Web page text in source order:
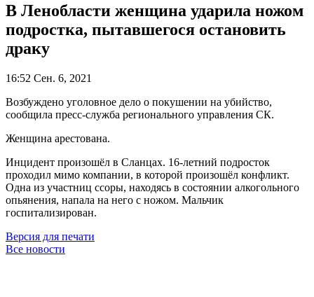
В Ленобласти женщина ударила ножом
подростка, пытавшегося остановить
драку
16:52 Сен. 6, 2021
Возбуждено уголовное дело о покушении на убийство,
сообщила пресс-служба регионального управления СК.
Женщина арестована.
Инцидент произошёл в Сланцах. 16-летний подросток
проходил мимо компании, в которой произошёл конфликт.
Одна из участниц ссоры, находясь в состоянии алкогольного
опьянения, напала на него с ножом. Мальчик
госпитализирован.
Версия для печати
Все новости